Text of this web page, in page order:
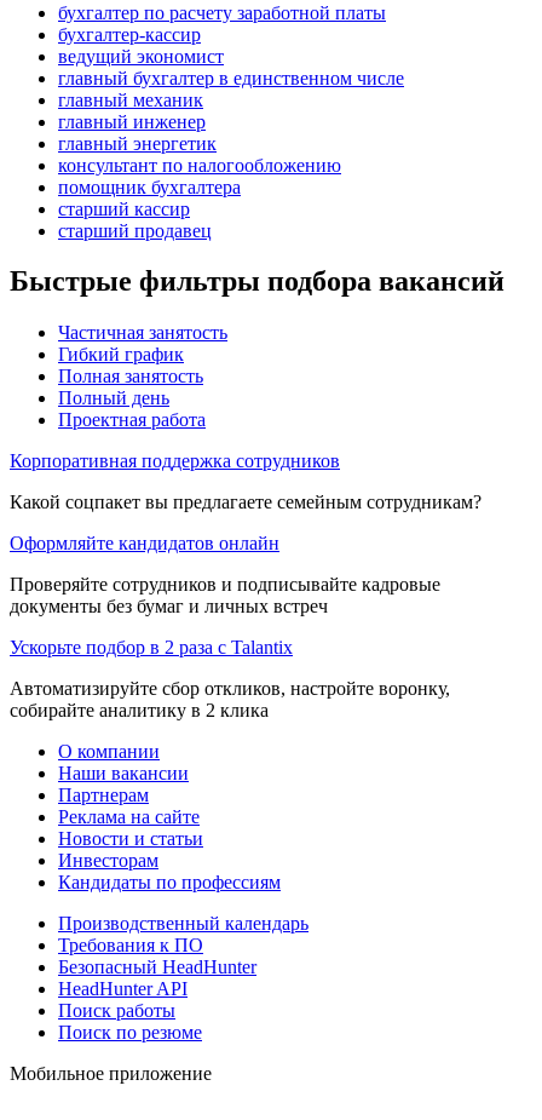
бухгалтер по расчету заработной платы
бухгалтер-кассир
ведущий экономист
главный бухгалтер в единственном числе
главный механик
главный инженер
главный энергетик
консультант по налогообложению
помощник бухгалтера
старший кассир
старший продавец
Быстрые фильтры подбора вакансий
Частичная занятость
Гибкий график
Полная занятость
Полный день
Проектная работа
Корпоративная поддержка сотрудников
Какой соцпакет вы предлагаете семейным сотрудникам?
Оформляйте кандидатов онлайн
Проверяйте сотрудников и подписывайте кадровые
документы без бумаг и личных встреч
Ускорьте подбор в 2 раза с Talantix
Автоматизируйте сбор откликов, настройте воронку,
собирайте аналитику в 2 клика
О компании
Наши вакансии
Партнерам
Реклама на сайте
Новости и статьи
Инвесторам
Кандидаты по профессиям
Производственный календарь
Требования к ПО
Безопасный HeadHunter
HeadHunter API
Поиск работы
Поиск по резюме
Мобильное приложение